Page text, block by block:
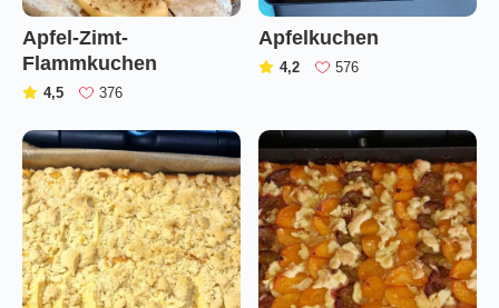
Apfel-Zimt-
Flammkuchen
4,5 (
376
Apfelkuchen
4,2 (
576